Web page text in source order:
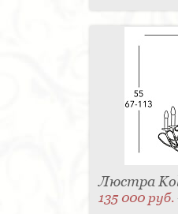
Люстра
135 000 руб.